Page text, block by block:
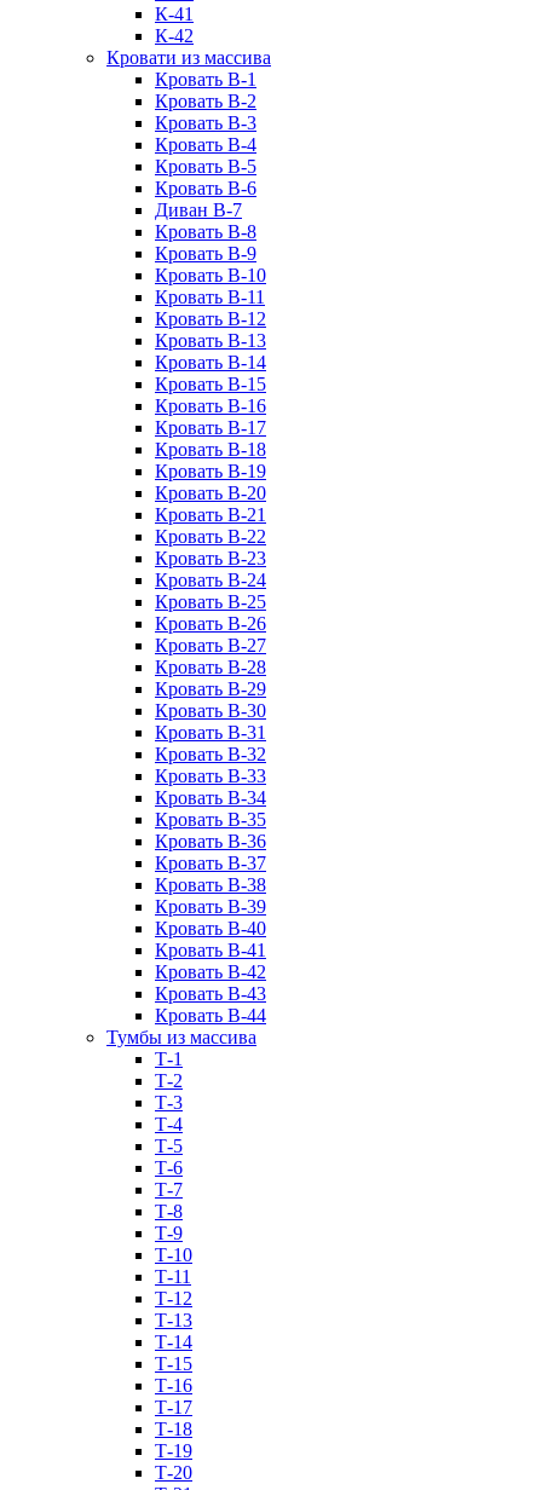
К-41
К-42
Кровати из массива
Кровать В-1
Кровать В-2
Кровать В-3
Кровать В-4
Кровать В-5
Кровать В-6
Диван В-7
Кровать В-8
Кровать В-9
Кровать В-10
Кровать В-11
Кровать В-12
Кровать В-13
Кровать В-14
Кровать В-15
Кровать В-16
Кровать В-17
Кровать В-18
Кровать В-19
Кровать В-20
Кровать В-21
Кровать В-22
Кровать В-23
Кровать В-24
Кровать В-25
Кровать В-26
Кровать В-27
Кровать В-28
Кровать В-29
Кровать В-30
Кровать В-31
Кровать В-32
Кровать В-33
Кровать В-34
Кровать В-35
Кровать В-36
Кровать В-37
Кровать В-38
Кровать В-39
Кровать В-40
Кровать В-41
Кровать В-42
Кровать В-43
Кровать В-44
Тумбы из массива
Т-1
Т-2
Т-3
Т-4
Т-5
Т-6
Т-7
Т-8
Т-9
Т-10
Т-11
Т-12
Т-13
Т-14
Т-15
Т-16
Т-17
Т-18
Т-19
Т-20